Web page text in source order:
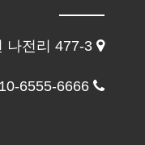
나전리 477-3
6555-6666